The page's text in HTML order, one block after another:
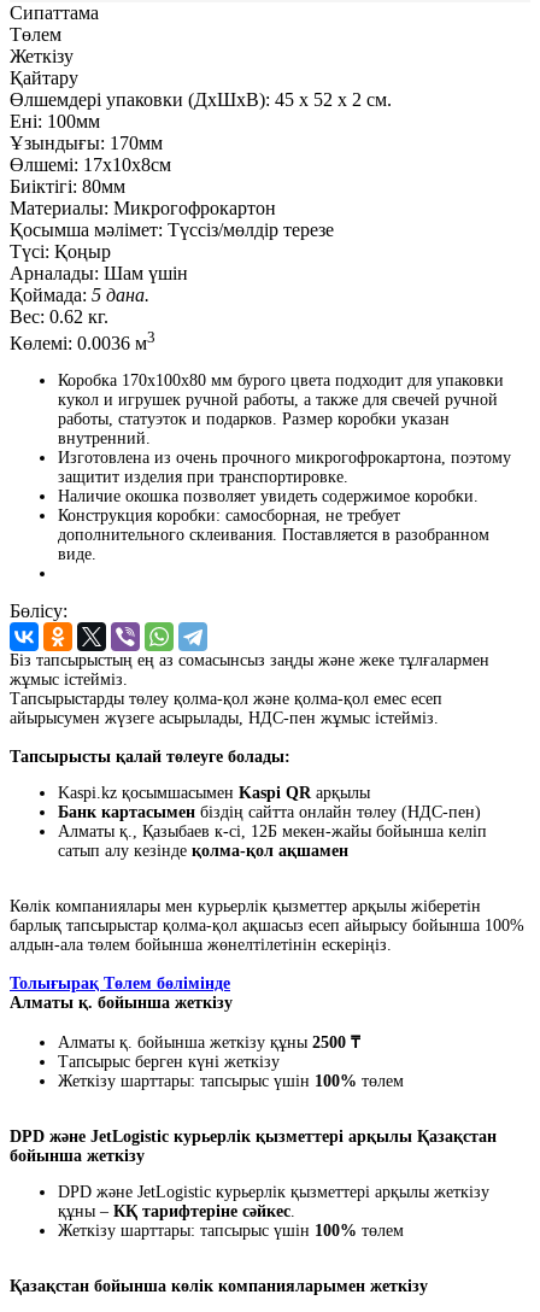
Сипаттама
Төлем
Жеткізу
Қайтару
Өлшемдері упаковки (ДxШxВ): 45 x 52 x 2 см.
Ені: 100мм
Ұзындығы: 170мм
Өлшемі: 17х10х8см
Биіктігі: 80мм
Материалы: Микрогофрокартон
Қосымша мәлімет: Түссіз/мөлдір терезе
Түсі: Қоңыр
Арналады: Шам үшін
Қоймада: 5 дана.
Вес: 0.62 кг.
Көлемі: 0.0036 м3
Коробка 170х100х80 мм бурого цвета подходит для упаковки
кукол и игрушек ручной работы, а также для свечей ручной
работы, статуэток и подарков. Размер коробки указан
внутренний.
Изготовлена из очень прочного микрогофрокартона, поэтому
защитит изделия при транспортировке.
Наличие окошка позволяет увидеть содержимое коробки.
Конструкция коробки: самосборная, не требует
дополнительного склеивания. Поставляется в разобранном
виде.
Бөлісу:
Біз тапсырыстың ең аз сомасынсыз заңды және жеке тұлғалармен
жұмыс істейміз.
Тапсырыстарды төлеу қолма-қол және қолма-қол емес есеп
айырысумен жүзеге асырылады, НДС-пен жұмыс істейміз.
Тапсырысты қалай төлеуге болады:
Kaspi.kz қосымшасымен Kaspi QRарқылы
Банк картасымен біздің сайтта онлайн төлеу (НДС-пен)
Алматы қ., Қазыбаев к-сі, 12Б мекен-жайы бойынша келіп
сатып алу кезінде қолма-қол ақшамен
Көлік компаниялары мен курьерлік қызметтер арқылы жіберетін
барлық тапсырыстар қолма-қол ақшасыз есеп айырысу бойынша 100%
алдын-ала төлем бойынша жөнелтілетінін ескеріңіз.
Толығырақ Төлем бөлімінде
Алматы қ. бойынша жеткізу
Алматы қ. бойынша жеткізу құны 2500 ₸
Тапсырыс берген күні жеткізу
Жеткізу шарттары: тапсырыс үшін 100% төлем
DPD және JetLogistic курьерлік қызметтері арқылы Қазақстан
бойынша жеткізу
DPD және JetLogistic курьерлік қызметтері арқылы жеткізу
құны – КҚ тарифтеріне сәйкес.
Жеткізу шарттары: тапсырыс үшін 100% төлем
Қазақстан бойынша көлік компанияларымен жеткізу